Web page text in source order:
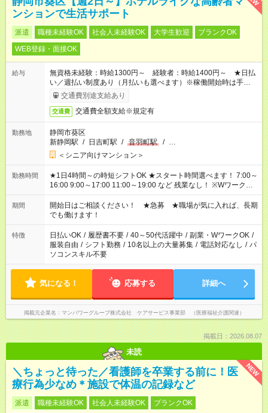
ンションで生活サポート
派遣 職種未経験OK 社会人未経験OK 大学生歓迎
ブランクOK
WEB登録・面接OK
給与
無資格未経験：時給1300円～ 経験者：時給1400円～ ★日払
い／週払い制度あり（月払いも選べます）※稼働開始時は手続き
完了次第のお支払いとなります。
交通費別途支給あり
交通費 交通費全額支給※規定有
勤務地
静岡市葵区
新静岡駅 / 日吉町駅 / 音羽町駅 / …
＜シニア向けマンション＞
勤務時間
★1日4時間～の時短シフトOK ★スタート時間選べます！ 7:00～
16:00 9:00～17:00 11:00～19:00 など 残業なし！ ※Wワークの
場合、他のお仕事と合わせ週40時間超の就業はご案内できませ
ん ※法令に基づき、週20時間以上勤務は社会保険への加入対象
となります ※労働者派遣法（日雇い派遣の原則禁止）により、
短時間・短期間の就業はご案内が難しい場合があります
期間
開始日はご相談ください！ ★急募 ★職場が気に入れば、長期
でも働けます！
特徴 日払いOK / 履歴書不要 / 40～50代活躍中 / 副業・WワークOK /
服装自由 / シフト勤務 / 10名以上の大量募集 / 電話対応なし / パ
ソコンスキル不要
気になる！ 応募する 詳細へ
掲載元企業名 マンパワーグループ株式会社 ケアサービス事業部 （医療福祉介護関連）
掲載日：2026.08.07
未読
NEW
＼ちょっと待った／看護師を卒業する前に！医
療行為少なめ＊施設で体温の記録など
派遣 職種未経験OK 社会人未経験OK
ブランクOK